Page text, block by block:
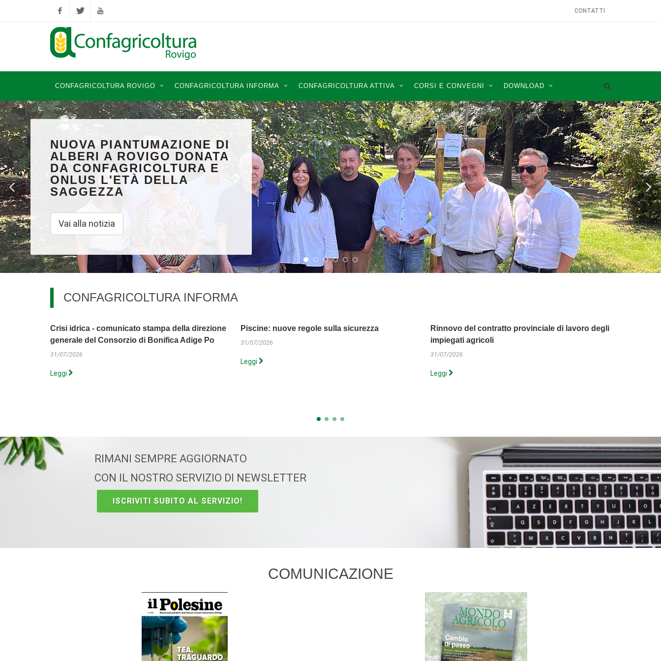
FacebookTwitter YouTube
CONTATTI
CONFAGRICOLTURA ROVIGO CONFAGRICOLTURA INFORMA CONFAGRICOLTURA ATTIVA CORSI E CONVEGNI DOWNLOAD
NUOVA PIANTUMAZIONE DI
ALBERI A ROVIGO DONATA
DA CONFAGRICOLTURA E
ONLUS L'ETÀ DELLA
SAGGEZZA
Vai alla notizia
CONFAGRICOLTURA INFORMA
Crisi idrica - comunicato stampa della direzione
generale del Consorzio di Bonifica Adige Po
31/07/2026
Leggi
Piscine: nuove regole sulla sicurezza
31/07/2026
Leggi
Rinnovo del contratto provinciale di lavoro degli
impiegati agricoli
31/07/2026
Leggi
RIMANI SEMPRE AGGIORNATO
CON IL NOSTRO SERVIZIO DI NEWSLETTER
ISCRIVITI SUBITO AL SERVIZIO!
COMUNICAZIONE